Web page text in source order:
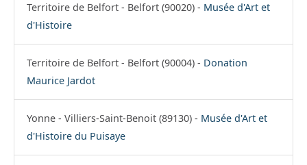
Territoire de Belfort - Belfort (90020) - Musée d'Art et
d'Histoire
Territoire de Belfort - Belfort (90004) - Donation
Maurice Jardot
Yonne - Villiers-Saint-Benoit (89130) - Musée d'Art et
d'Histoire du Puisaye